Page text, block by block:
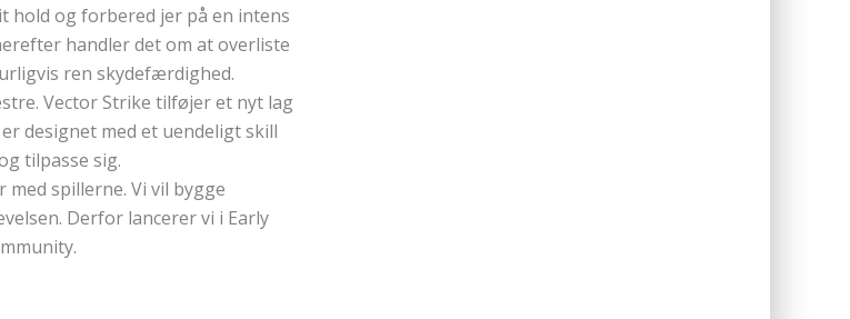
hold og forbered jer på en intens
handler det om at overliste
ren skydefærdighed.
Vector Strike tilføjer et nyt lag
designet med et uendeligt skill
tilpasse sig.
med spillerne. Vi vil bygge
Derfor lancerer vi i Early